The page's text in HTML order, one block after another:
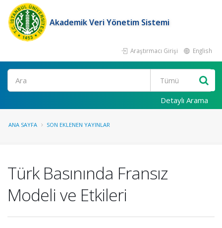
Akademik Veri Yönetim Sistemi
Araştırmacı Girişi English
Ara
Detaylı Arama
ANA SAYFA SON EKLENEN YAYINLAR
Türk Basınında Fransız
Modeli ve Etkileri